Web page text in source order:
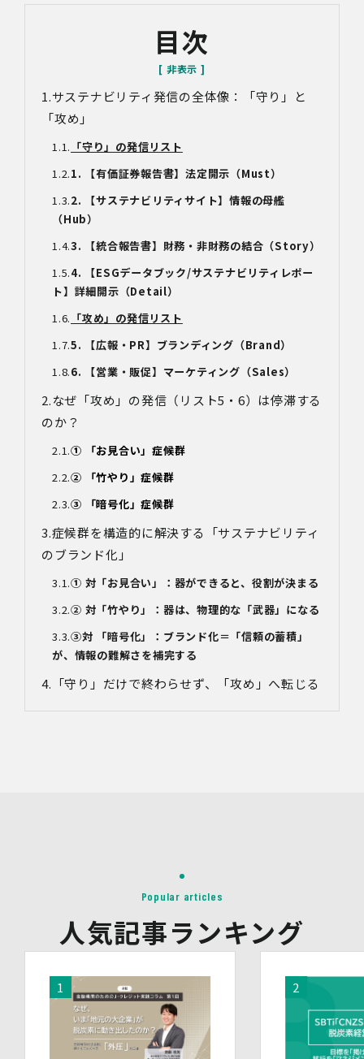
望・お問い合わせ内容・ご意見等の正確な把握、今後の
サービス向上等のために、録音・録画させていただく場合
対象情報
・お問い合わせ時に取得する個人情報
利用目的
・お問い合わせ対応の品質向上及びお問い合わせ内容等の
正確な把握のため
・取得した情報を解析又は分析して、当社サービス「環境
価値創出支援」「環境価値売買」「脱炭素コンサルティン
グ」「ブランドコンサルティング」の改善・開発を行うた
・統計資料の作成のため
当社は、イベントやセミナーにて取得した個人情報につ
き、以下の内容に従って第三者提供を行うことがありま
合を除いて、以下の内容以外で当社が取り扱う個人情報を
(1)提供先
イベント・セミナーの共催事業者
会社名・所属団体等の名称、所属名、役職名等の肩書、氏
名、住所、電話番号、メールアドレス、その他イベント・
セミナーを通じて取得した情報
(3)第三者提供の方法
(4)その他
上記の内容によらない個人情報の第三者提供を行う場合に
意を得ます。
5.委託
当社は、上記利用目的の達成に必要な範囲内において、個
人情報の取扱いの全部又は一部を委託する場合がありま
す。個人情報の取扱いを外部に委託する際は、十分な情報
管理水準を確保している委託先を選定するとともに、当該
当社は、個人情報を適切に取り扱うため、以下の安全管理
(1)組織的安全管理措置
・ 個人データの取扱いに関する責任者を定め、報告連絡
・ 個人情報の取扱状況について定期的な点検及び監査を
実施しています。
(2)人的安全管理措置
・ 個人データの取扱いに関する留意事項について、従業
員に定期的な研修を実施しています。
・ 個人データについての秘密保持に関する事項を就業規
目次
サステナビリティ発信の全体像：「守り」と
「攻め」
「守り」の発信リスト
1. 【有価証券報告書】法定開示（Must）
2. 【サステナビリティサイト】情報の母艦
（Hub）
3. 【統合報告書】財務・非財務の結合（Story）
4. 【ESGデータブック/サステナビリティレポー
ト】詳細開示（Detail）
「攻め」の発信リスト
5. 【広報・PR】ブランディング（Brand）
6. 【営業・販促】マーケティング（Sales）
なぜ「攻め」の発信（リスト5・6）は停滞する
のか？
① 「お見合い」症候群
② 「竹やり」症候群
③ 「暗号化」症候群
症候群を構造的に解決する「サステナビリティ
のブランド化」
① 対「お見合い」：器ができると、役割が決まる
② 対「竹やり」：器は、物理的な「武器」になる
③対 「暗号化」：ブランド化＝「信頼の蓄積」
が、情報の難解さを補完する
「守り」だけで終わらせず、「攻め」へ転じる
Popular articles
人気記事ランキング